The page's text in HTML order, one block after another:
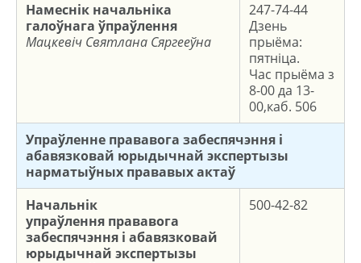
Намеснік начальніка
галоўнага ўпраўлення
Мацкевіч Святлана Сяргееўна
247-74-44
Дзень
прыёма:
пятніца.
Час прыёма з
8-00 да 13-
00,каб. 506
Упраўленне прававога забеспячэння і
абавязковай юрыдычнай экспертызы
нарматыўных прававых актаў
Начальнік
упраўлення прававога
забеспячэння і абавязковай
юрыдычнай экспертызы
500-42-82